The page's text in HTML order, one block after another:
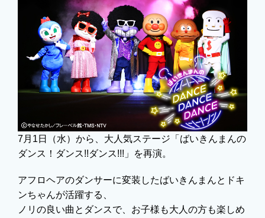
7月1日（水）から、大人気ステージ「ばいきんまんの
ダンス！ダンス!!ダンス!!!」を再演。
アフロヘアのダンサーに変装したばいきんまんとドキ
ンちゃんが活躍する、
ノリの良い曲とダンスで、お子様も大人の方も楽しめ